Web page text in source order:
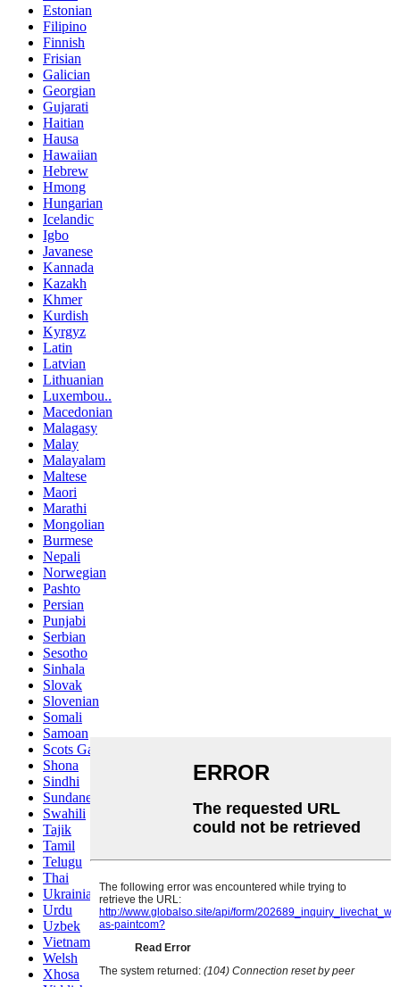
Estonian
Filipino
Finnish
Frisian
Galician
Georgian
Gujarati
Haitian
Hausa
Hawaiian
Hebrew
Hmong
Hungarian
Icelandic
Igbo
Javanese
Kannada
Kazakh
Khmer
Kurdish
Kyrgyz
Latin
Latvian
Lithuanian
Luxembou..
Macedonian
Malagasy
Malay
Malayalam
Maltese
Maori
Marathi
Mongolian
Burmese
Nepali
Norwegian
Pashto
Persian
Punjabi
Serbian
Sesotho
Sinhala
Slovak
Slovenian
Somali
Samoan
Scots Gaelic
Shona
Sindhi
Sundanese
Swahili
Tajik
Tamil
Telugu
Thai
Ukrainian
Urdu
Uzbek
Vietnamese
Welsh
Xhosa